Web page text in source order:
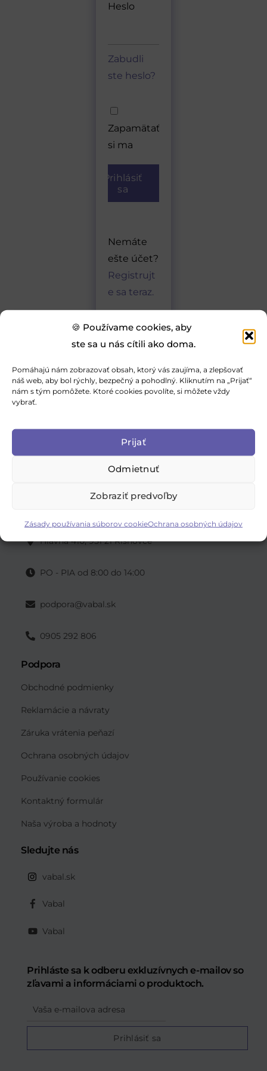
🍪 Používame cookies, aby
ste sa u nás cítili ako doma.
Pomáhajú nám zobrazovať obsah, ktorý vás zaujíma, a zlepšovať
náš web, aby bol rýchly, bezpečný a pohodlný. Kliknutím na „Prijať“
nám s tým pomôžete. Ktoré cookies povolíte, si môžete vždy
vybrať.
Prijať
Odmietnuť
Zobraziť predvoľby
Zásady používania súborov cookieOchrana osobných údajov
Heslo
Zabudli
ste heslo?
A
l
r
i
v
e
:
Zapamätať
si ma
Prihlásiť
sa
Nemáte
ešte účet?
Registrujt
e sa teraz.
Hlavná 410, 951 21 Rišňovce
PO - PIA od 8:00 do 14:00
podpora@vabal.sk
0905 292 806
Podpora
Obchodné podmienky
Reklamácie a návraty
Záruka vrátenia peňazí
Ochrana osobných údajov
Používanie cookies
Kontaktný formulár
Naša výroba a hodnoty
Sledujte nás
vabal.sk
Vabal
Vabal
Prihláste sa k odberu exkluzívnych e-mailov so
zľavami a informáciami o produktoch.
Email
Prihlásiť sa